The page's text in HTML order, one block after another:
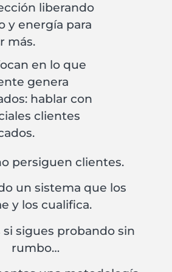
liberando
y energía para
más.
en lo que
genera
hablar con
clientes
persiguen clientes.
un sistema que los
y los cualifica.
si sigues probando sin
rumbo…